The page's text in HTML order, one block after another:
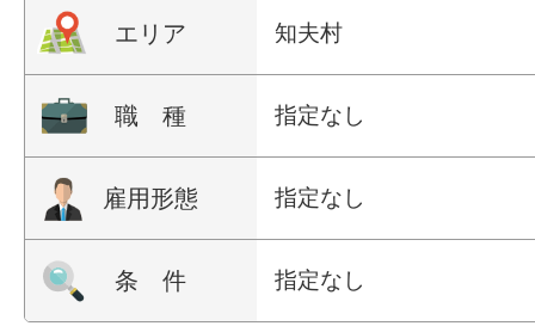
エリア 知夫村
職 種 指定なし
雇用形態 指定なし
条 件 指定なし